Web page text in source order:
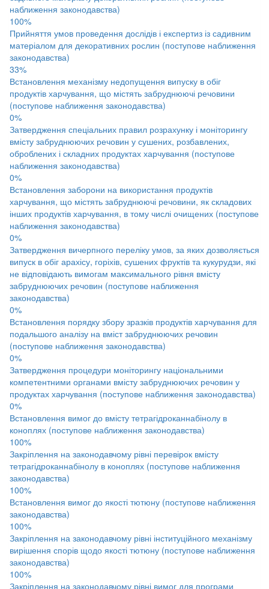
наближення законодавства)
100%
Прийняття умов проведення дослідів і експертиз із садивним
матеріалом для декоративних рослин (поступове наближення
законодавства)
33%
Встановлення механізму недопущення випуску в обіг
продуктів харчування, що містять забруднюючі речовини
(поступове наближення законодавства)
0%
Затвердження спеціальних правил розрахунку і моніторингу
вмісту забруднюючих речовин у сушених, розбавлених,
оброблених і складних продуктах харчування (поступове
наближення законодавства)
0%
Встановлення заборони на використання продуктів
харчування, що містять забруднюючі речовини, як складових
інших продуктів харчування, в тому числі очищених (поступове
наближення законодавства)
0%
Затвердження вичерпного переліку умов, за яких дозволяється
випуск в обіг арахісу, горіхів, сушених фруктів та кукурудзи, які
не відповідають вимогам максимального рівня вмісту
забруднюючих речовин (поступове наближення
законодавства)
0%
Встановлення порядку збору зразків продуктів харчування для
подальшого аналізу на вміст забруднюючих речовин
(поступове наближення законодавства)
0%
Затвердження процедури моніторингу національними
компетентними органами вмісту забруднюючих речовин у
продуктах харчування (поступове наближення законодавства)
0%
Встановлення вимог до вмісту тетрагідроканнабінолу в
коноплях (поступове наближення законодавства)
100%
Закріплення на законодавчому рівні перевірок вмісту
тетрагідроканнабінолу в коноплях (поступове наближення
законодавства)
100%
Встановлення вимог до якості тютюну (поступове наближення
законодавства)
100%
Закріплення на законодавчому рівні інституційного механізму
вирішення спорів щодо якості тютюну (поступове наближення
законодавства)
100%
Закріплення на законодавчому рівні вимог для програми